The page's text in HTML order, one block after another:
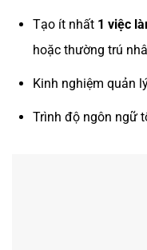
Tạo ít nhất 1 việc
hoặc thường trú
Kinh nghiệm quản
Trình độ ngôn ngữ